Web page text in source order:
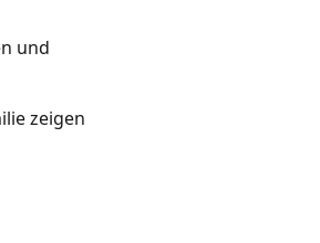
und
zeigen